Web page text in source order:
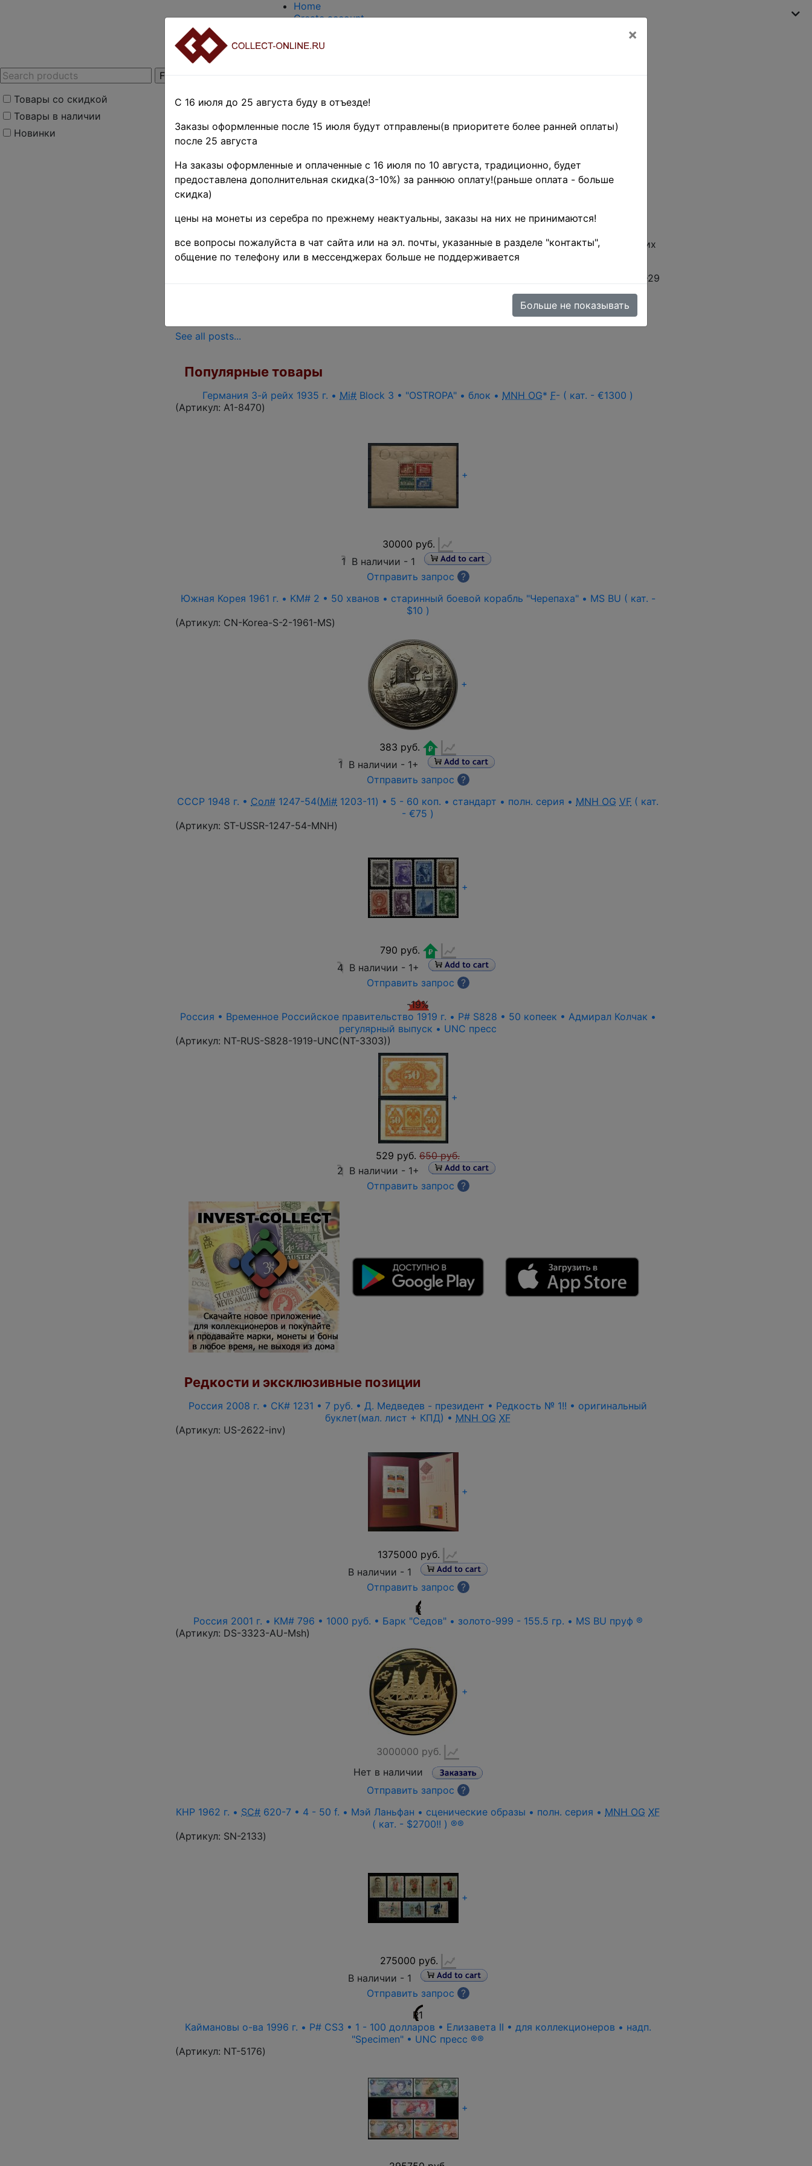
Товары со скидкой
Товары в наличии
Новинки
Home
Create account
About Collect-Online
Оценка и покупка
EASY SEARCH
Новости
Отправка заказов • май
30.04.2026 12:45:25
С 13 по 26 мая(по предварительному согласованию) будет возможна отправка заказов состоящих
из единичных позиций(не сборных)
Заказы оформленные после 29 апреля будут отправлены(в приоритете более ранней оплаты) 27-29
See all posts...
Популярные товары
Германия 3-й рейх 1935 г. • Mi# Block 3 • "OSTROPA" • блок • MNH OG* F- ( кат. - €1300 )
(Артикул: A1-8470)
+
30000 руб.
1 В наличии - 1
Отправить запрос
?
Южная Корея 1961 г. • KM# 2 • 50 хванов • старинный боевой корабль "Черепаха" • MS BU ( кат. -
$10 )
(Артикул: CN-Korea-S-2-1961-MS)
+
383 руб.
1 В наличии - 1+
Отправить запрос
?
СССР 1948 г. • Сол# 1247-54(Mi# 1203-11) • 5 - 60 коп. • стандарт • полн. серия • MNH OG VF ( кат.
- €75 )
(Артикул: ST-USSR-1247-54-MNH)
+
790 руб.
4 В наличии - 1+
Отправить запрос
?
-19%
Россия • Временное Российское правительство 1919 г. • P# S828 • 50 копеек • Адмирал Колчак •
регулярный выпуск • UNC пресс
(Артикул: NT-RUS-S828-1919-UNC(NT-3303))
+
529 руб. 650 руб.
2 В наличии - 1+
Отправить запрос
?
Редкости и эксклюзивные позиции
Россия 2008 г. • СК# 1231 • 7 руб. • Д. Медведев - президент • Редкость № 1!! • оригинальный
буклет(мал. лист + КПД) • MNH OG XF
(Артикул: US-2622-inv)
+
1375000 руб.
В наличии - 1
Отправить запрос
?
R
Россия 2001 г. • KM# 796 • 1000 руб. • Барк "Седов" • золото-999 - 155.5 гр. • MS BU пруф ®
(Артикул: DS-3323-AU-Msh)
+
3000000 руб.
Нет в наличии
Отправить запрос
?
КНР 1962 г. • SC# 620-7 • 4 - 50 f. • Мэй Ланьфан • сценические образы • полн. серия • MNH OG XF
( кат. - $2700!! ) ®®
(Артикул: SN-2133)
+
275000 руб.
В наличии - 1
Отправить запрос
?
R1
Каймановы о-ва 1996 г. • P# CS3 • 1 - 100 долларов • Елизавета II • для коллекционеров • надп.
"Specimen" • UNC пресс ®®
(Артикул: NT-5176)
+
×
С 16 июля до 25 августа буду в отъезде!
Заказы оформленные после 15 июля будут отправлены(в приоритете более ранней оплаты)
после 25 августа
На заказы оформленные и оплаченные с 16 июля по 10 августа, традиционно, будет
предоставлена дополнительная скидка(3-10%) за раннюю оплату!(раньше оплата - больше
скидка)
цены на монеты из серебра по прежнему неактуальны, заказы на них не принимаются!
все вопросы пожалуйста в чат сайта или на эл. почты, указанные в разделе "контакты",
общение по телефону или в мессенджерах больше не поддерживается
Больше не показывать